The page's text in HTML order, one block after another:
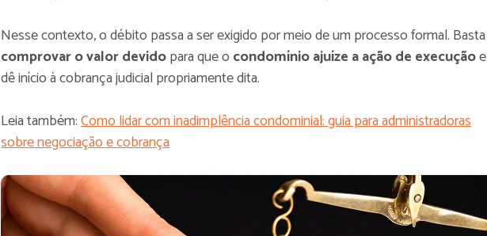
Nesse contexto, o débito passa a ser exigido por meio de um processo formal. Basta
comprovar o valor devidopara que o condomínio ajuíze a ação de execuçãoe
dê início à cobrança judicial propriamente dita.
Leia também:Como lidar com inadimplência condominial: guia para administradoras
sobre negociação e cobrança